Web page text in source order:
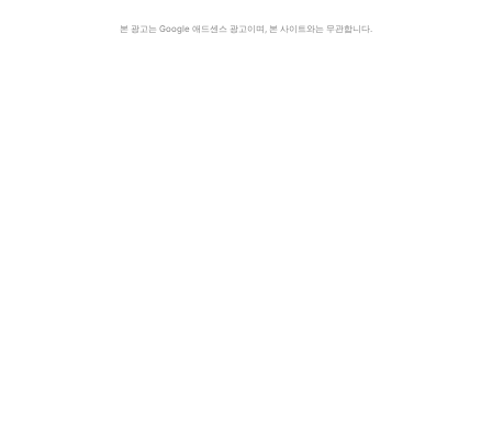
본 광고는 Google 애드센스 광고이며, 본 사이트와는 무관합니다.